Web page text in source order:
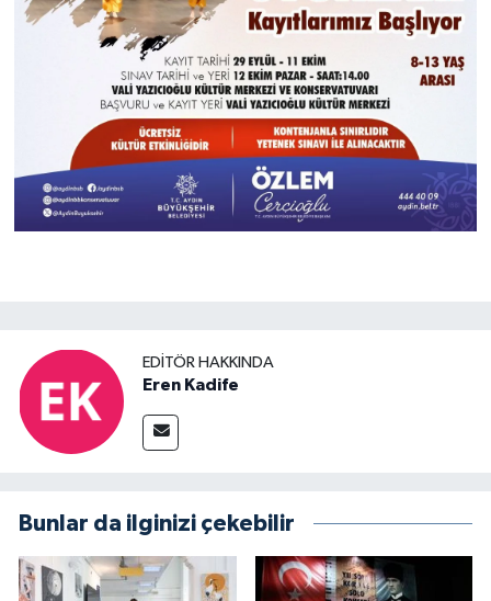
EDITÖR HAKKINDA
Eren Kadife
Bunlar da ilginizi çekebilir